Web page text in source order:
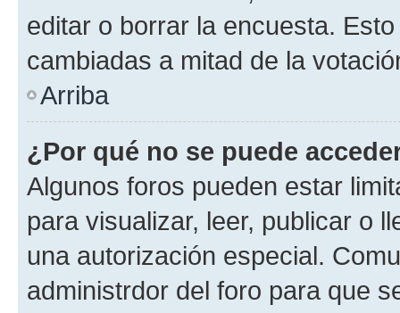
editar o borrar la encuesta.
cambiadas a mitad de la
Arriba
¿Por qué no se puede
Algunos foros pueden estar
para visualizar, leer, publicar o
una autorización especial.
administrdor del foro para que